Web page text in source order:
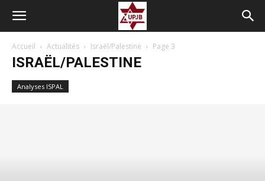
Accueil Actualités Israël/Palestine Page 3
ISRAËL/PALESTINE
Analyses ISPAL